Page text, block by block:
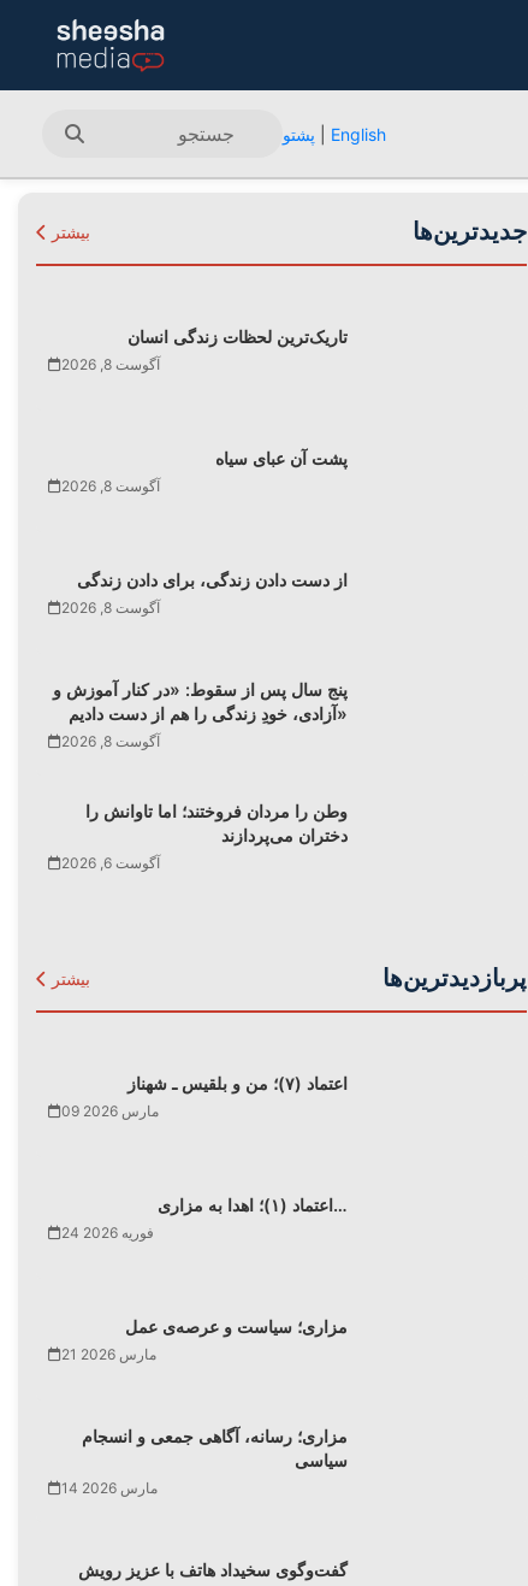
English پشتو
جدیدترین‌ها بیشتر
تاریک‌ترین لحظات زندگی انسان
آگوست 8, 2026
پشت آن عبای سیاه
آگوست 8, 2026
از دست دادن زندگی، برای دادن زندگی
آگوست 8, 2026
پنج سال پس از سقوط: «در کنار آموزش و
آزادی، خودِ زندگی را هم از دست دادیم»
آگوست 8, 2026
وطن را مردان فروختند؛ اما تاوانش را
دختران می‌پردازند
آگوست 6, 2026
پربازدیدترین‌ها بیشتر
اعتماد (۷)؛ من و بلقیس ـ شهناز
09 مارس 2026
اعتماد (۱)؛ اهدا به مزاری…
24 فوریه 2026
مزاری؛ سیاست و عرصه‌ی عمل
21 مارس 2026
مزاری؛ رسانه، آگاهی جمعی و انسجام
سیاسی
14 مارس 2026
گفت‌وگوی سخیداد هاتف با عزیز رویش